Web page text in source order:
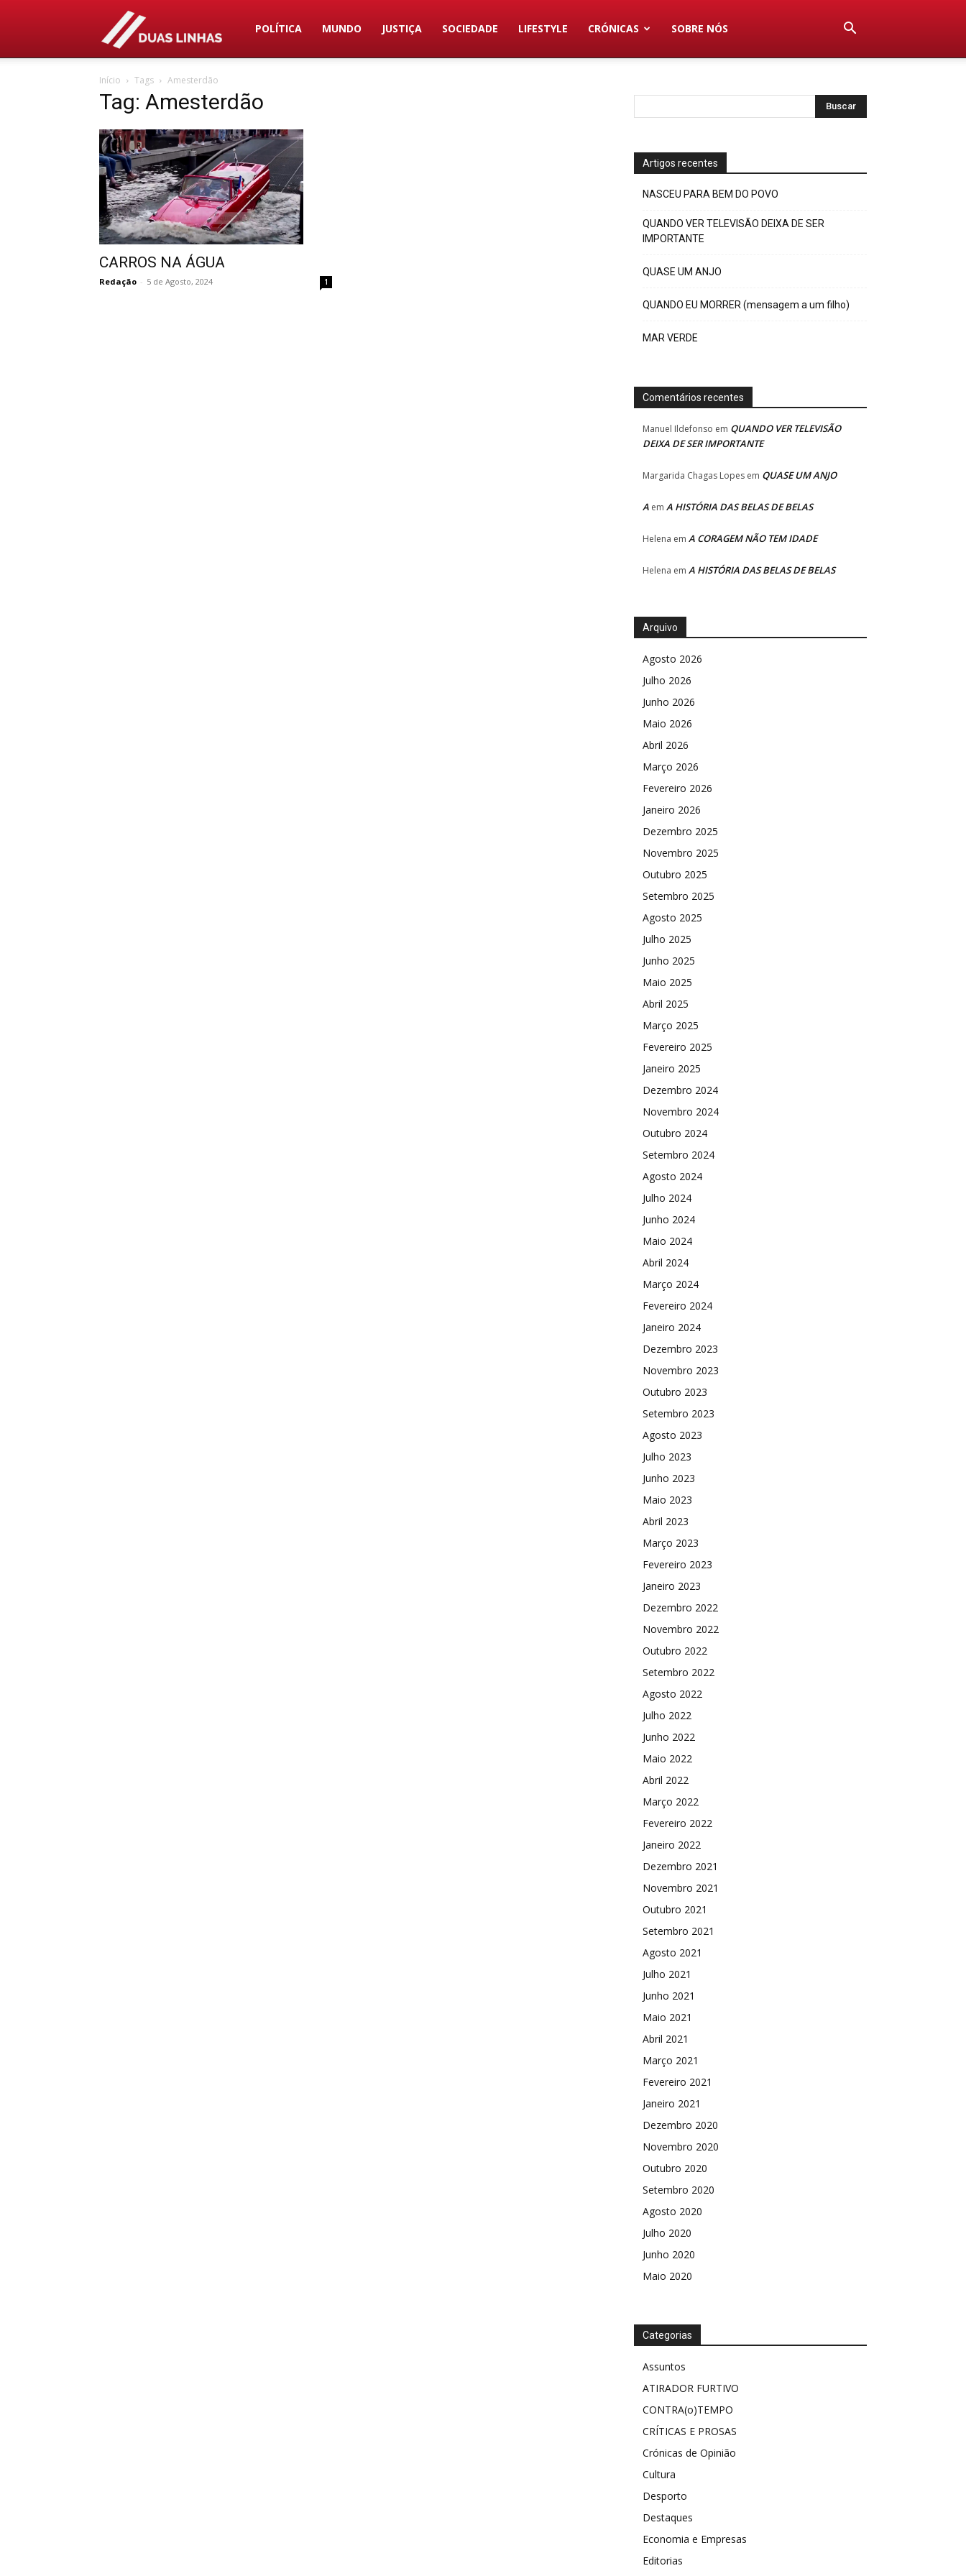
Duas
POLÍTICA MUNDO JUSTIÇA SOCIEDADE LIFESTYLE CRÓNICAS SOBRE NÓS
Início Tags Amesterdão
Tag: Amesterdão
CARROS NA ÁGUA
Redação - 5 de Agosto, 2024 1
Artigos recentes
NASCEU PARA BEM DO POVO
QUANDO VER TELEVISÃO DEIXA DE SER
IMPORTANTE
QUASE UM ANJO
QUANDO EU MORRER (mensagem a um filho)
MAR VERDE
Comentários recentes
Manuel Ildefonso em QUANDO VER TELEVISÃO
DEIXA DE SER IMPORTANTE
Margarida Chagas Lopes em QUASE UM ANJO
A em A HISTÓRIA DAS BELAS DE BELAS
Helena em A CORAGEM NÃO TEM IDADE
Helena em A HISTÓRIA DAS BELAS DE BELAS
Arquivo
Agosto 2026
Julho 2026
Junho 2026
Maio 2026
Abril 2026
Março 2026
Fevereiro 2026
Janeiro 2026
Dezembro 2025
Novembro 2025
Outubro 2025
Setembro 2025
Agosto 2025
Julho 2025
Junho 2025
Maio 2025
Abril 2025
Março 2025
Fevereiro 2025
Janeiro 2025
Dezembro 2024
Novembro 2024
Outubro 2024
Setembro 2024
Agosto 2024
Julho 2024
Junho 2024
Maio 2024
Abril 2024
Março 2024
Fevereiro 2024
Janeiro 2024
Dezembro 2023
Novembro 2023
Outubro 2023
Setembro 2023
Agosto 2023
Julho 2023
Junho 2023
Maio 2023
Abril 2023
Março 2023
Fevereiro 2023
Janeiro 2023
Dezembro 2022
Novembro 2022
Outubro 2022
Setembro 2022
Agosto 2022
Julho 2022
Junho 2022
Maio 2022
Abril 2022
Março 2022
Fevereiro 2022
Janeiro 2022
Dezembro 2021
Novembro 2021
Outubro 2021
Setembro 2021
Agosto 2021
Julho 2021
Junho 2021
Maio 2021
Abril 2021
Março 2021
Fevereiro 2021
Janeiro 2021
Dezembro 2020
Novembro 2020
Outubro 2020
Setembro 2020
Agosto 2020
Julho 2020
Junho 2020
Maio 2020
Categorias
Assuntos
ATIRADOR FURTIVO
CONTRA(o)TEMPO
CRÍTICAS E PROSAS
Crónicas de Opinião
Cultura
Desporto
Destaques
Economia e Empresas
Editorias